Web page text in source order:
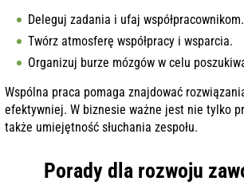
Deleguj zadania i ufaj współpracownikom.
Twórz atmosferę współpracy i wsparcia.
Organizuj burze mózgów w celu
Wspólna praca pomaga znajdować
efektywniej. W biznesie ważne jest nie tylko
także umiejętność słuchania zespołu.
Porady dla rozwoju